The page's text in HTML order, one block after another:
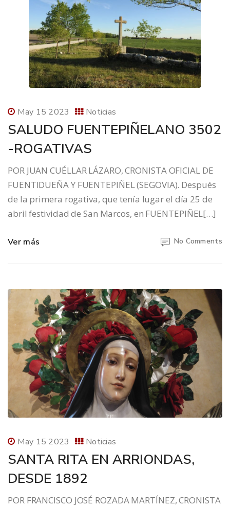
May 15 2023 Noticias
SALUDO FUENTEPIÑELANO 3502
-ROGATIVAS
POR JUAN CUÉLLAR LÁZARO, CRONISTA OFICIAL DE
FUENTIDUEÑA Y FUENTEPIÑEL (SEGOVIA). Después
de la primera rogativa, que tenía lugar el día 25 de
abril festividad de San Marcos, en FUENTEPIÑEL[…]
Ver más No Comments
May 15 2023 Noticias
SANTA RITA EN ARRIONDAS,
DESDE 1892
POR FRANCISCO JOSÉ ROZADA MARTÍNEZ, CRONISTA